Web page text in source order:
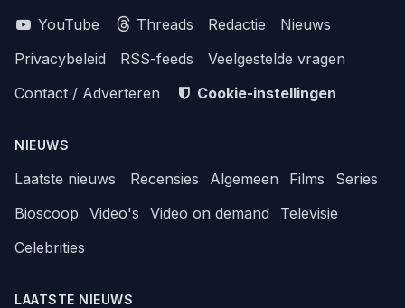
YouTube
Threads Redactie
Nieuws
Privacybeleid
RSS-feeds
Veelgestelde vragen
Contact / Adverteren
Cookie-instellingen
NIEUWS
Laatste nieuws Recensies Algemeen Films
Series
Bioscoop
Video's Video on demand
Televisie
Celebrities
LAATSTE NIEUWS